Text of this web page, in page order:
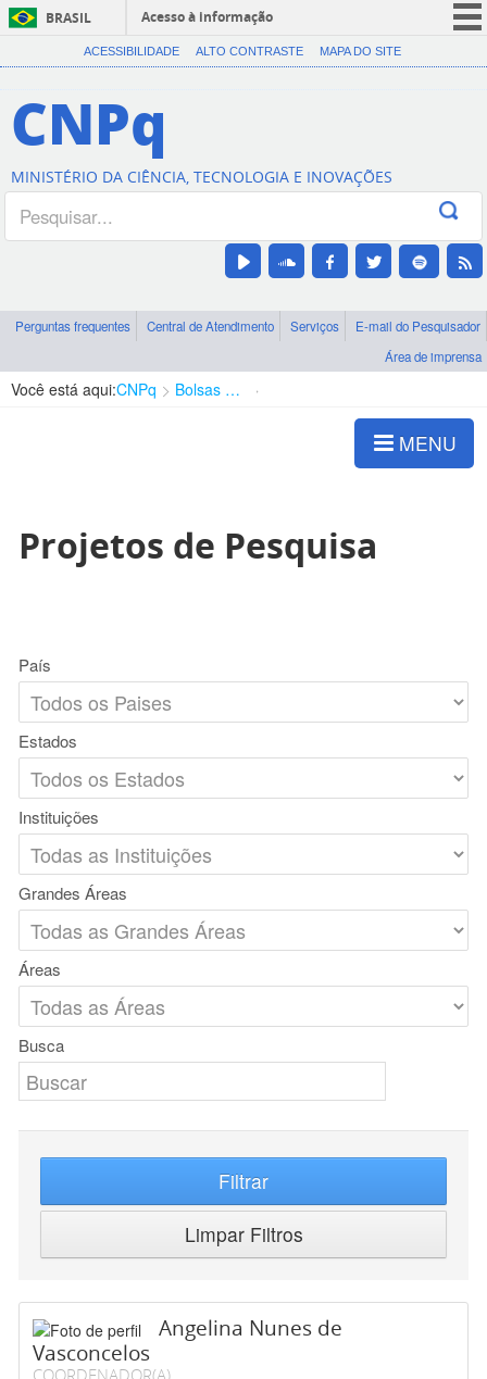
BRASIL
Acesso à informação
CORONAVÍRUS (COVID-19)
Canais
ACESSIBILIDADE ALTO CONTRASTE MAPA DO SITE
CNPq
MINISTÉRIO DA CIÊNCIA, TECNOLOGIA E INOVAÇÕES
Perguntas frequentes Central de Atendimento Serviços
E-mail do Pesquisador
Área de imprensa
Você está aqui:CNPq Bolsas e Auxílios Vigentes
MENU
Projetos de Pesquisa
País
Estados
Instituições
Grandes Áreas
Áreas
Busca
Filtrar
Limpar Filtros
Angelina Nunes de
Vasconcelos